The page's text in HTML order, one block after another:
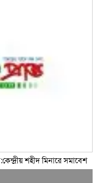
শহীদ মিনারে সমাবেশ